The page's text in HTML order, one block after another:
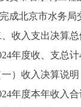
北京市水务局
入支出决算总
度收、支总计
收入决算说明
度本年收入合计